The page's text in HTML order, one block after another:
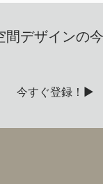
間デザインの
今すぐ登録！▶